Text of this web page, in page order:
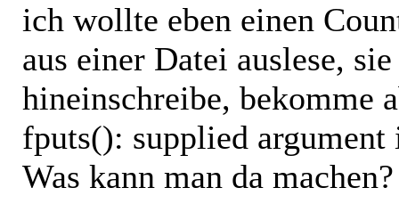
ich wollte eben einen
aus einer Datei auslese,
hineinschreibe, bekomme
fputs(): supplied
Was kann man da machen?